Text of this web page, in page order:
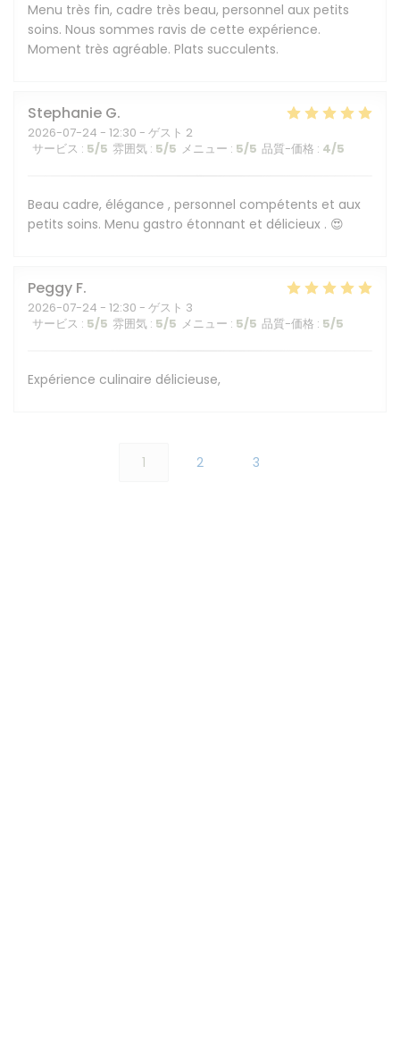
Menu très fin, cadre très beau, personnel aux petits
soins. Nous sommes ravis de cette expérience.
Moment très agréable. Plats succulents.
Stephanie G
2026-07-24 - 12:30 - ゲスト 2
サービス : 5/5 雰囲気 : 5/5 メニュー : 5/5 品質-価格 : 4/5
Beau cadre, élégance , personnel compétents et aux
petits soins. Menu gastro étonnant et délicieux . 😍
Peggy F
2026-07-24 - 12:30 - ゲスト 3
サービス : 5/5 雰囲気 : 5/5 メニュー : 5/5 品質-価格 : 5/5
Expérience culinaire délicieuse,
1 2 3